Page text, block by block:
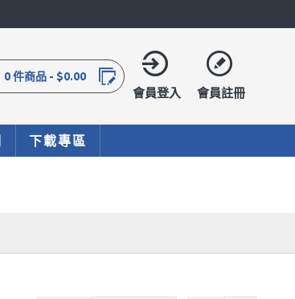
會員登入 會員註冊
0 件商品 - $0.00
下載專區